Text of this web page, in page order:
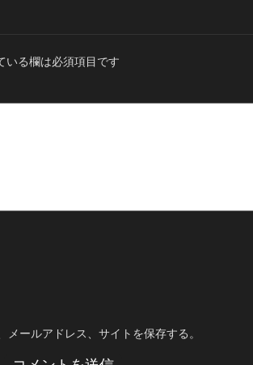
いる欄は必須項目です
ールアドレス、サイトを保存する。